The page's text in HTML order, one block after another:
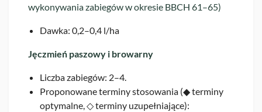
wykonywania zabiegów w okresie BBCH 61–65)
Dawka: 0,2–0,4 l/ha
Jęczmień paszowy i browarny
Liczba zabiegów: 2–4.
Proponowane terminy stosowania (◆ terminy
optymalne, ◇ terminy uzupełniające):